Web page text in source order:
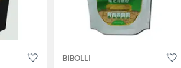
BIBOLLI